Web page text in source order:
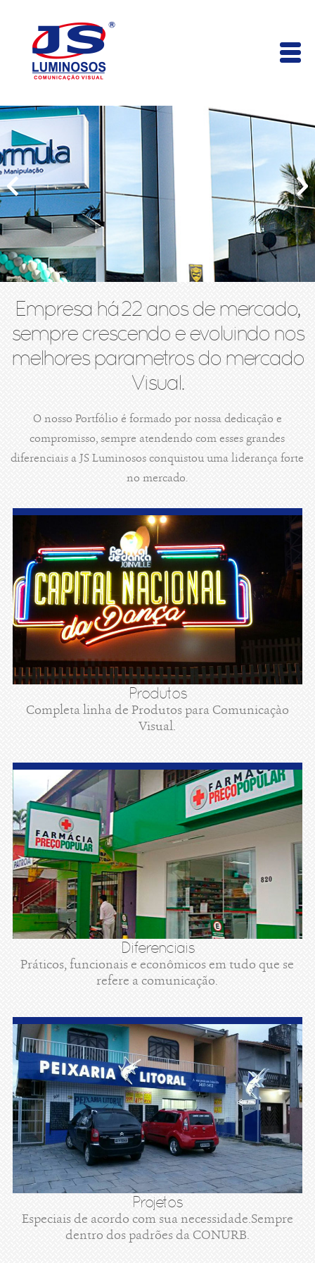
Empresa há 22 anos de mercado,
sempre crescendo e evoluindo nos
melhores parametros do mercado
Visual.
O nosso Portfólio é formado por nossa dedicação e
compromisso, sempre atendendo com esses grandes
diferenciais a JS Luminosos conquistou uma liderança forte
no mercado.
Produtos
Completa linha de Produtos para Comunicaçào
Visual.
Diferenciais
Práticos, funcionais e econômicos em tudo que se
refere a comunicação.
Projetos
Especiais de acordo com sua necessidade.Sempre
dentro dos padrões da CONURB.